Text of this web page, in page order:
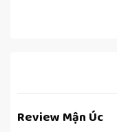
Review Mận Úc